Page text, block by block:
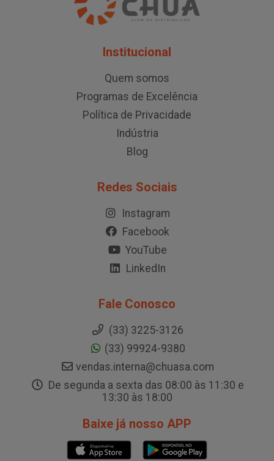
Institucional
Quem somos
Programas de Excelência
Política de Privacidade
Indústria
Blog
Redes Sociais
Instagram
Facebook
YouTube
LinkedIn
Fale Conosco
(33) 3225-3126
(33) 99924-9380
vendas.interna@chuasa.com
De segunda a sexta das 08:00 às 11:30 e
13:30 às 18:00
Baixe já nosso APP